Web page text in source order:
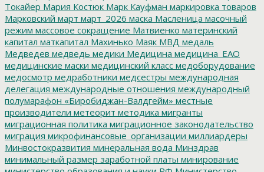
Токайер Мария Костюк Марк Кауфман маркировка товаров
Марковский март март_2026 маска Масленица масочный
режим массовое сокращение Матвиенко материнский
капитал маткапитал Махинько Маяк МВД медаль
Медведев медведь медики Медицина медицина_ЕАО
медицинские маски медицинский класс медоборудование
медосмотр медработники медсестры международная
делегация международные отношения международный
полумарафон «Биробиджан-Валдгейм» местные
производители метеорит методика мигранты
миграционная политика миграционное законодательство
миграция микрофинансовые_организации миллиардеры
Минвостокразвития минеральная вода Минздрав
минимальный размер заработной платы минирование